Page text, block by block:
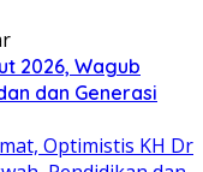
2026, Wagub
dan Generasi